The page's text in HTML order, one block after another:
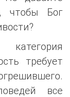
чтобы Бог
требует
все